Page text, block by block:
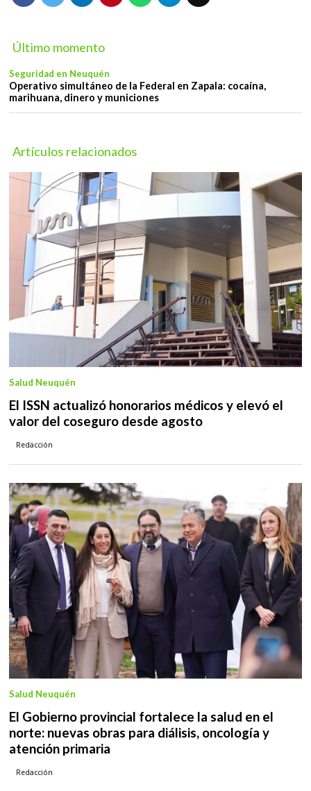
Último momento
Operativo simultáneo de la Federal en Zapala: cocaína,
marihuana, dinero y municiones
Seguridad en Neuquén
Artículos relacionados
El ISSN actualizó honorarios médicos y elevó el
valor del coseguro desde agosto
Redacción
Salud Neuquén
El Gobierno provincial fortalece la salud en el
norte: nuevas obras para diálisis, oncología y
atención primaria
Redacción
Salud Neuquén